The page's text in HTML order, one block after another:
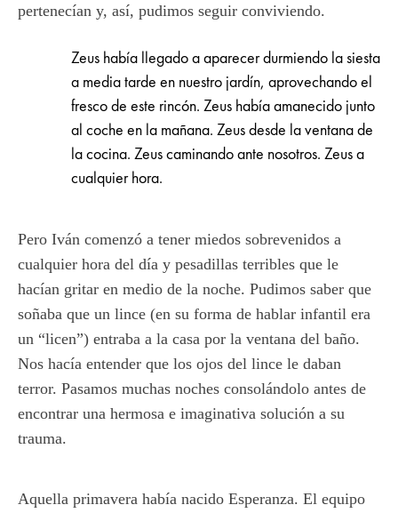
pertenecían y, así, pudimos seguir conviviendo.
Zeus había llegado a aparecer durmiendo la siesta
a media tarde en nuestro jardín, aprovechando el
fresco de este rincón. Zeus había amanecido junto
al coche en la mañana. Zeus desde la ventana de
la cocina. Zeus caminando ante nosotros. Zeus a
cualquier hora.
Pero Iván comenzó a tener miedos sobrevenidos a
cualquier hora del día y pesadillas terribles que le
hacían gritar en medio de la noche. Pudimos saber que
soñaba que un lince (en su forma de hablar infantil era
un “licen”) entraba a la casa por la ventana del baño.
Nos hacía entender que los ojos del lince le daban
terror. Pasamos muchas noches consolándolo antes de
encontrar una hermosa e imaginativa solución a su
trauma.
Aquella primavera había nacido Esperanza. El equipo